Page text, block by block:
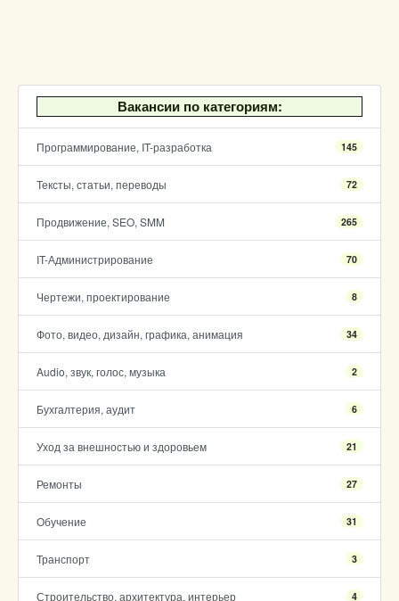
Вакансии по категориям:
Программирование, IT-разработка 145
Тексты, статьи, переводы 72
Продвижение, SEO, SMM 265
IT-Администрирование 70
Чертежи, проектирование 8
Фото, видео, дизайн, графика, анимация 34
Audio, звук, голос, музыка 2
Бухгалтерия, аудит 6
Уход за внешностью и здоровьем 21
Ремонты 27
Обучение 31
Транспорт 3
Строительство, архитектура, интерьер 4